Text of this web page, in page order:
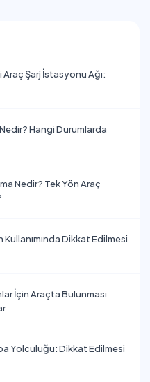
Şarj İstasyonu Ağı:
Hangi Durumlarda
Nedir? Tek Yön Araç
Dikkat Edilmesi
İçin Araçta Bulunması
Yolculuğu: Dikkat Edilmesi